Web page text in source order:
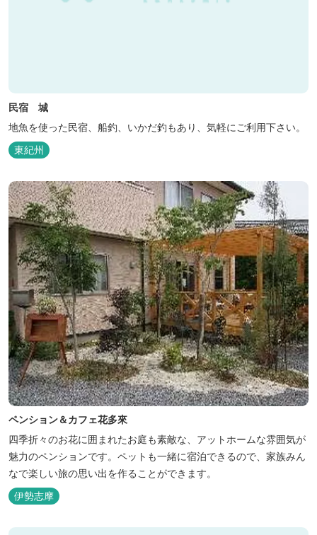
民宿 城
地魚を使った民宿、船釣、いかだ釣もあり、気軽にご利用下さい。
東紀州
ペンション＆カフェ花多來
四季折々のお花に囲まれたお庭も素敵な、アットホームな雰囲気が
魅力のペンションです。ペットも一緒に宿泊できるので、家族みん
なで楽しい旅の思い出を作ることができます。
伊勢志摩